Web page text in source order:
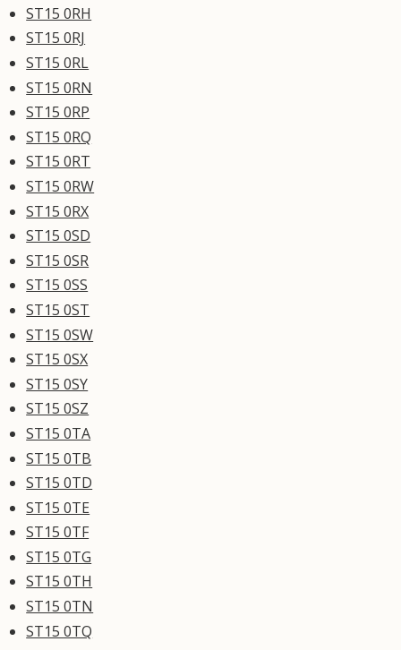
ST15 0RH
ST15 0RJ
ST15 0RL
ST15 0RN
ST15 0RP
ST15 0RQ
ST15 0RT
ST15 0RW
ST15 0RX
ST15 0SD
ST15 0SR
ST15 0SS
ST15 0ST
ST15 0SW
ST15 0SX
ST15 0SY
ST15 0SZ
ST15 0TA
ST15 0TB
ST15 0TD
ST15 0TE
ST15 0TF
ST15 0TG
ST15 0TH
ST15 0TN
ST15 0TQ